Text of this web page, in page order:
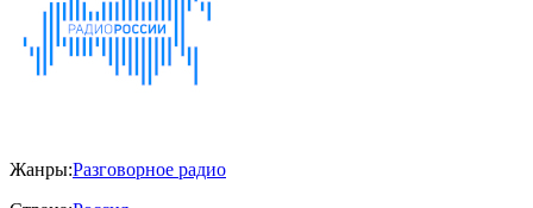
Жанры:Разговорное радио